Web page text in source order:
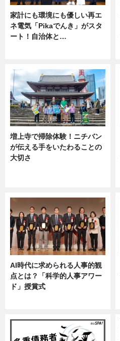
家計にも環境にも優しい再エ
ネ電気「Pikaでんき」がスタ
ート！自治体と…
増上寺で掃除体験！ニチバン
が伝える手をいたわることの
大切さ
AI時代に求められる人事的観
点とは？「科学的人事アワー
ド」授賞式